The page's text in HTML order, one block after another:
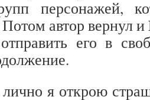
персонажей,
автор вернул и
его в
я открою